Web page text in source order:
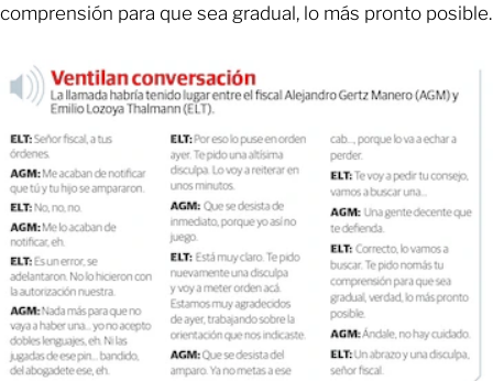
comprensión para que sea gradual, lo más pronto posible.